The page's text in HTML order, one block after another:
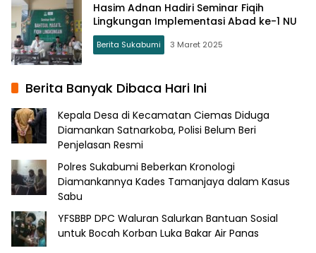
Hasim Adnan Hadiri Seminar Fiqih
Lingkungan Implementasi Abad ke-1 NU
Berita Sukabumi 3 Maret 2025
Berita Banyak Dibaca Hari Ini
Kepala Desa di Kecamatan Ciemas Diduga
Diamankan Satnarkoba, Polisi Belum Beri
Penjelasan Resmi
Polres Sukabumi Beberkan Kronologi
Diamankannya Kades Tamanjaya dalam Kasus
Sabu
YFSBBP DPC Waluran Salurkan Bantuan Sosial
untuk Bocah Korban Luka Bakar Air Panas